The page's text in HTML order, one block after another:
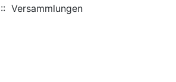
:: Versammlungen